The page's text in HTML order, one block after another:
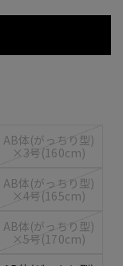
AB体(がっちり型)
×3号(160cm)
AB体(がっちり型)
×4号(165cm)
AB体(がっちり型)
×5号(170cm)